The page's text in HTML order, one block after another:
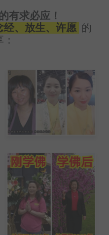
有求必应！
经、放生、许愿 的